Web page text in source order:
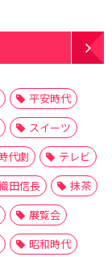
平安時代
スイーツ
代劇
テレビ
田信長
抹茶
展覧会
昭和時代